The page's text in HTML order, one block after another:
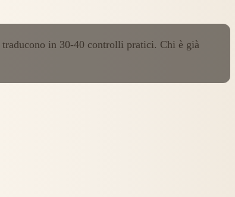
in 30-40 controlli pratici. Chi è già